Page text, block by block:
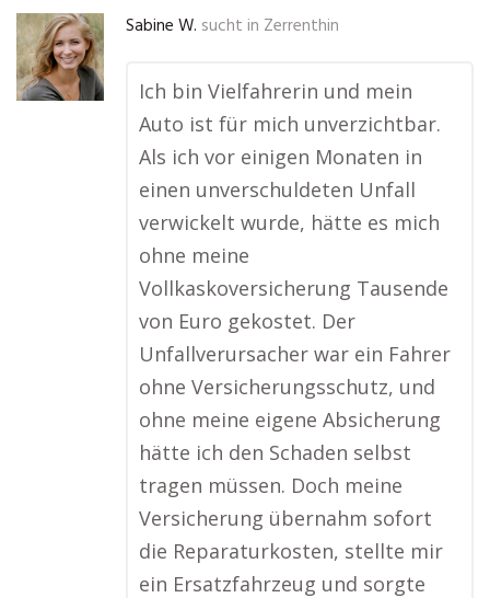
Sabine W. sucht in Zerrenthin
Ich bin Vielfahrerin und mein
Auto ist für mich unverzichtbar.
Als ich vor einigen Monaten in
einen unverschuldeten Unfall
verwickelt wurde, hätte es mich
ohne meine
Vollkaskoversicherung Tausende
von Euro gekostet. Der
Unfallverursacher war ein Fahrer
ohne Versicherungsschutz, und
ohne meine eigene Absicherung
hätte ich den Schaden selbst
tragen müssen. Doch meine
Versicherung übernahm sofort
die Reparaturkosten, stellte mir
ein Ersatzfahrzeug und sorgte